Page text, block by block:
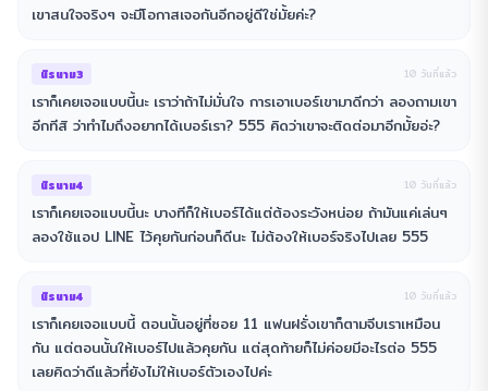
เขาสนใจจริงๆ จะมีโอกาสเจอกันอีกอยู่ดีใช่มั้ยค่ะ?
นิรนาม3 10 วันที่แล้ว
เราก็เคยเจอแบบนี้นะ เราว่าถ้าไม่มั่นใจ การเอาเบอร์เขามาดีกว่า ลองถามเขา
อีกทีสิ ว่าทำไมถึงอยากได้เบอร์เรา? 555 คิดว่าเขาจะติดต่อมาอีกมั้ยอ่ะ?
นิรนาม4 10 วันที่แล้ว
เราก็เคยเจอแบบนี้นะ บางทีก็ให้เบอร์ได้แต่ต้องระวังหน่อย ถ้ามันแค่เล่นๆ
ลองใช้แอป LINE ไว้คุยกันก่อนก็ดีนะ ไม่ต้องให้เบอร์จริงไปเลย 555
นิรนาม4 10 วันที่แล้ว
เราก็เคยเจอแบบนี้ ตอนนั้นอยู่ที่ซอย 11 แฟนฝรั่งเขาก็ตามจีบเราเหมือน
กัน แต่ตอนนั้นให้เบอร์ไปแล้วคุยกัน แต่สุดท้ายก็ไม่ค่อยมีอะไรต่อ 555
เลยคิดว่าดีแล้วที่ยังไม่ให้เบอร์ตัวเองไปค่ะ